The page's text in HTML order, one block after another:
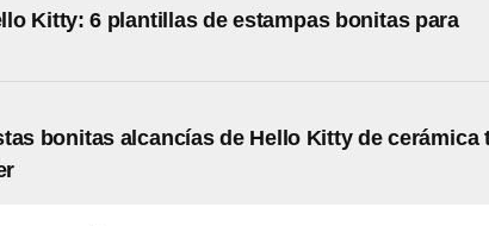
Kitty: 6 plantillas de estampas bonitas para
bonitas alcancías de Hello Kitty de cerámica